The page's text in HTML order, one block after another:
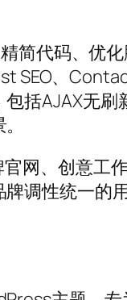
简代码、优
SEO、
括AJAX无
网、创意工
调性统一的